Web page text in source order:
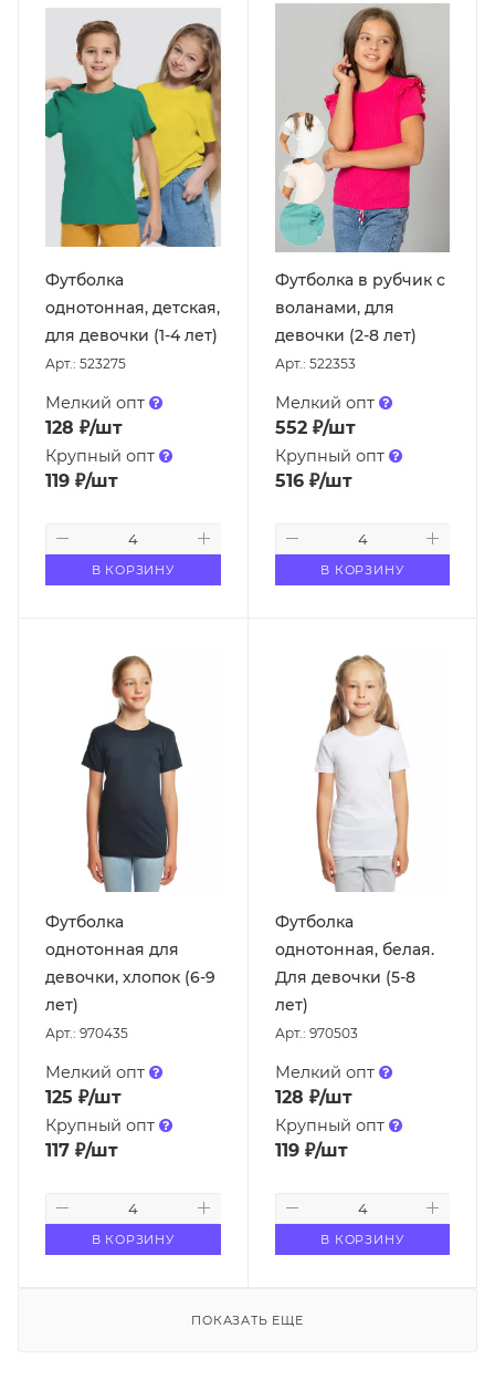
Футболка
однотонная, детская,
для девочки (1-4 лет)
Арт.: 523275
Мелкий опт
128 ₽/шт
Крупный опт
119 ₽/шт
В КОРЗИНУ
Футболка в рубчик с
воланами, для
девочки (2-8 лет)
Арт.: 522353
Мелкий опт
552₽/шт
Крупный опт
516₽/шт
В КОРЗИНУ
Футболка
однотонная для
девочки, хлопок (6-9
лет)
Арт.: 970435
Мелкий опт
125 ₽/шт
Крупный опт
117 ₽/шт
В КОРЗИНУ
Футболка
однотонная, белая.
Для девочки (5-8
лет)
Арт.: 970503
Мелкий опт
128 ₽/шт
Крупный опт
119₽/шт
В КОРЗИНУ
ПОКАЗАТЬ ЕЩЕ